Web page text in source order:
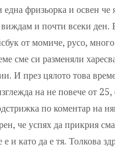
фризьорка и освен
и почти всеки
от момиче, русо,
сме си разменяли
И през цялото това
на не повече от
по коментар на
че успях да прикрия
и като да е тя. Толкова